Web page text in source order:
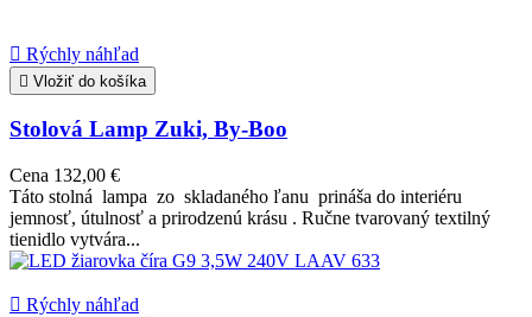
 Rýchly náhľad
 Vložiť do košíka
Stolová Lamp Zuki, By-Boo
Cena 132,00 €
Táto stolná lampa zo skladaného ľanu prináša do interiéru
jemnosť, útulnosť a prirodzenú krásu . Ručne tvarovaný textilný
tienidlo vytvára...
 Rýchly náhľad